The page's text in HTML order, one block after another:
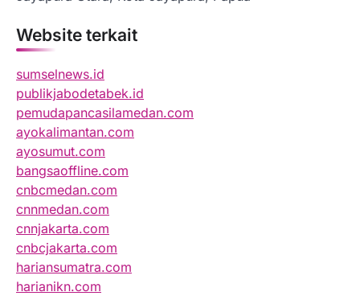
Website terkait
sumselnews.id
publikjabodetabek.id
pemudapancasilamedan.com
ayokalimantan.com
ayosumut.com
bangsaoffline.com
cnbcmedan.com
cnnmedan.com
cnnjakarta.com
cnbcjakarta.com
hariansumatra.com
harianikn.com